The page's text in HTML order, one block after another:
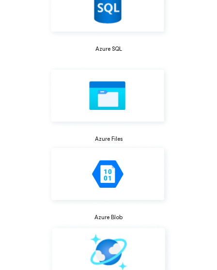
Azure SQL
Azure Files
Azure Blob